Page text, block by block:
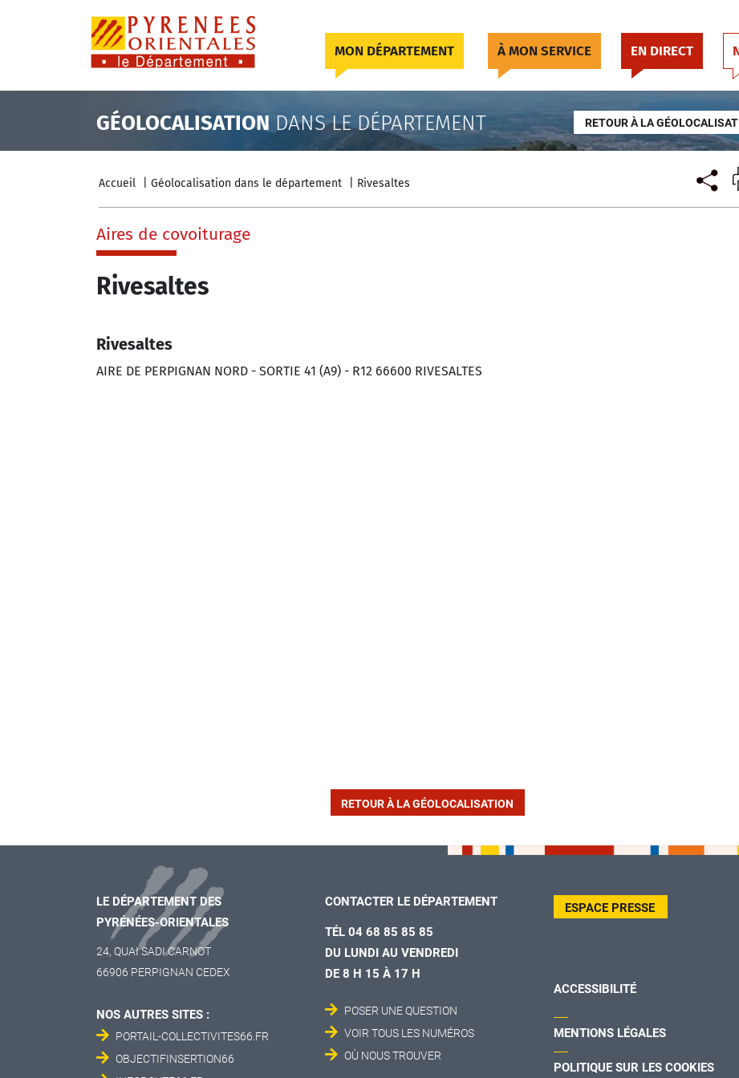
MON DÉPARTEMENT À MON SERVICE EN DIRECT
GÉOLOCALISATION DANS LE DÉPARTEMENT RETOUR À LA
Accueil Géolocalisation dans le département Rivesaltes
Aires de covoiturage
Rivesaltes
Rivesaltes
AIRE DE PERPIGNAN NORD - SORTIE 41 (A9) - R12 66600 RIVESALTES
RETOUR À LA GÉOLOCALISATION
LE DÉPARTEMENT DES
PYRÉNÉES-ORIENTALES
24, QUAI SADI CARNOT
66906 PERPIGNAN CEDEX
NOS AUTRES SITES :
PORTAIL-COLLECTIVITES66.FR
OBJECTIFINSERTION66
CONTACTER LE DÉPARTEMENT
TÉL 04 68 85 85 85
DU LUNDI AU VENDREDI
DE 8 H 15 À 17 H
POSER UNE QUESTION
VOIR TOUS LES NUMÉROS
OÙ NOUS TROUVER
ESPACE PRESSE
ACCESSIBILITÉ
MENTIONS LÉGALES
POLITIQUE SUR LES COOKIES